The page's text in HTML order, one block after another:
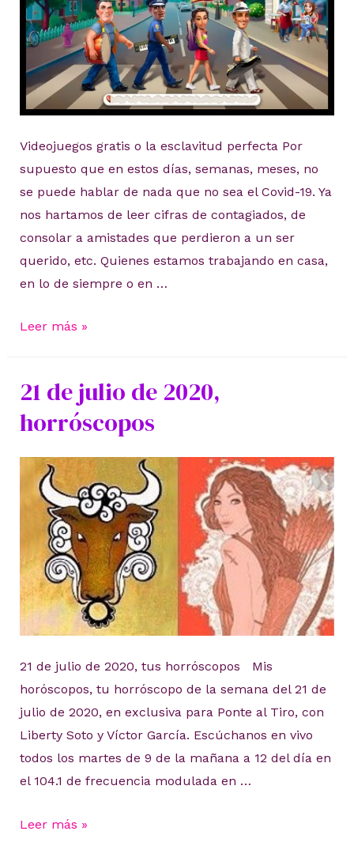
Videojuegos gratis o la esclavitud perfecta Por
supuesto que en estos días, semanas, meses, no
se puede hablar de nada que no sea el Covid-19. Ya
nos hartamos de leer cifras de contagiados, de
consolar a amistades que perdieron a un ser
querido, etc. Quienes estamos trabajando en casa,
en lo de siempre o en …
Videojuegos
la
esclavitud
Leer más »
21 de julio de 2020,
horróscopos
21 de julio de 2020, tus horróscopos Mis
horóscopos, tu horróscopo de la semana del 21 de
julio de 2020, en exclusiva para Ponte al Tiro, con
Liberty Soto y Víctor García. Escúchanos en vivo
todos los martes de 9 de la mañana a 12 del día en
el 104.1 de frecuencia modulada en …
21
Leer más »